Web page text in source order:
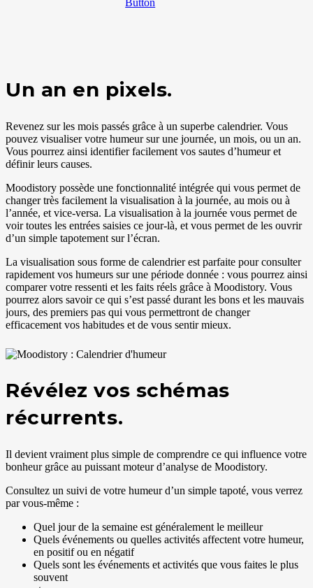
Un an en pixels.
Revenez sur les mois passés grâce à un superbe calendrier. Vous
pouvez visualiser votre humeur sur une journée, un mois, ou un an.
Vous pourrez ainsi identifier facilement vos sautes d’humeur et
définir leurs causes.
Moodistory possède une fonctionnalité intégrée qui vous permet de
changer très facilement la visualisation à la journée, au mois ou à
l’année, et vice-versa. La visualisation à la journée vous permet de
voir toutes les entrées saisies ce jour-là, et vous permet de les ouvrir
d’un simple tapotement sur l’écran.
La visualisation sous forme de calendrier est parfaite pour consulter
rapidement vos humeurs sur une période donnée : vous pourrez ainsi
comparer votre ressenti et les faits réels grâce à Moodistory. Vous
pourrez alors savoir ce qui s’est passé durant les bons et les mauvais
jours, des premiers pas qui vous permettront de changer
efficacement vos habitudes et de vous sentir mieux.
Révélez vos schémas
récurrents.
Il devient vraiment plus simple de comprendre ce qui influence votre
bonheur grâce au puissant moteur d’analyse de Moodistory.
Consultez un suivi de votre humeur d’un simple tapoté, vous verrez
par vous-même :
Quel jour de la semaine est généralement le meilleur
Quels événements ou quelles activités affectent votre humeur,
en positif ou en négatif
Quels sont les événements et activités que vous faites le plus
souvent